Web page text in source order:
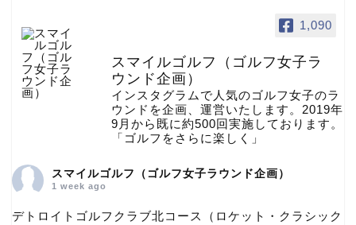
1,090
スマイルゴルフ（ゴルフ女子ラ
ウンド企画）
インスタグラムで人気のゴルフ女子のラ
ウンドを企画、運営いたします。2019年
9月から既に約500回実施しております。
「ゴルフをさらに楽しく」
スマイルゴルフ（ゴルフ女子ラウンド企画）
1 week ago
デトロイトゴルフクラブ北コース（ロケット・クラシック